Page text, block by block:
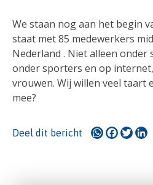
We staan nog aan het begin
staat met 85 medewerkers
Nederland . Niet alleen
onder sporters en op
vrouwen. Wij willen veel taart
mee?
Deel dit bericht WhatsApp